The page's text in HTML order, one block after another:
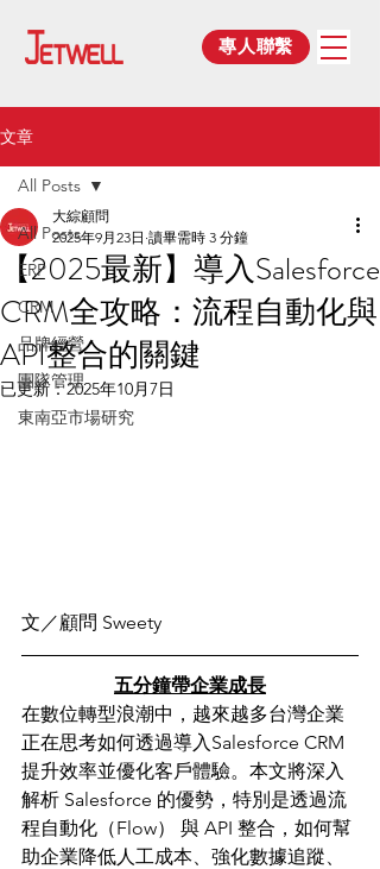
專人聯繫
文章
All Posts
ERP
CRM
品牌經營
團隊管理
東南亞市場研究
All Posts
【2025最新】導入Salesforce
CRM全攻略：流程自動化與
API整合的關鍵
大綜顧問
2025年9月23日 讀畢需時 3 分鐘
已更新：2025年10月7日
文／顧問 Sweety
五分鐘帶企業成長
在數位轉型浪潮中，越來越多台灣企業
正在思考如何透過導入Salesforce CRM
提升效率並優化客戶體驗。本文將深入
解析 Salesforce 的優勢，特別是透過流
程自動化（Flow） 與 API 整合，如何幫
助企業降低人工成本、強化數據追蹤、